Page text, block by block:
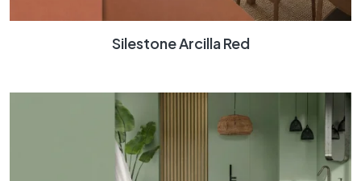
Silestone Arcilla Red